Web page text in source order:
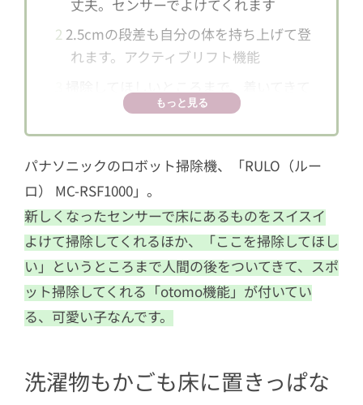
丈夫。センサーでよけてくれます
2 2.5cmの段差も自分の体を持ち上げて登
れます。アクティブリフト機能
くれる。otomo機能
4「RULO（ルーロ） MC-RSF1000」は20
20年4月20日発売予定
もっと見る
パナソニックのロボット掃除機、「RULO（ルー
ロ） MC-RSF1000」。
新しくなったセンサーで床にあるものをスイスイ
よけて掃除してくれるほか、「ここを掃除してほし
い」というところまで人間の後をついてきて、スポ
ット掃除してくれる「otomo機能」が付いてい
る、可愛い子なんです。
洗濯物もかごも床に置きっぱな